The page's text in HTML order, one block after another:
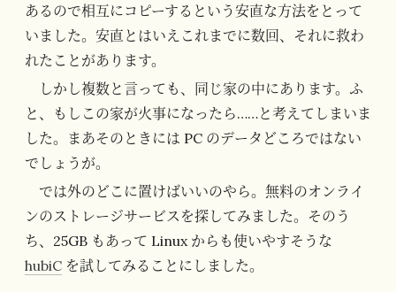
あるので相互にコピーするという安直な方法をとって
いました。安直とはいえこれまでに数回、それに救わ
れたことがあります。
しかし複数と言っても、同じ家の中にあります。ふ
と、もしこの家が火事になったら……と考えてしまいま
した。まあそのときには PC のデータどころではない
でしょうが。
では外のどこに置けばいいのやら。無料のオンライ
ンのストレージサービスを探してみました。そのう
ち、25GB もあって Linux からも使いやすそうな
hubiC を試してみることにしました。